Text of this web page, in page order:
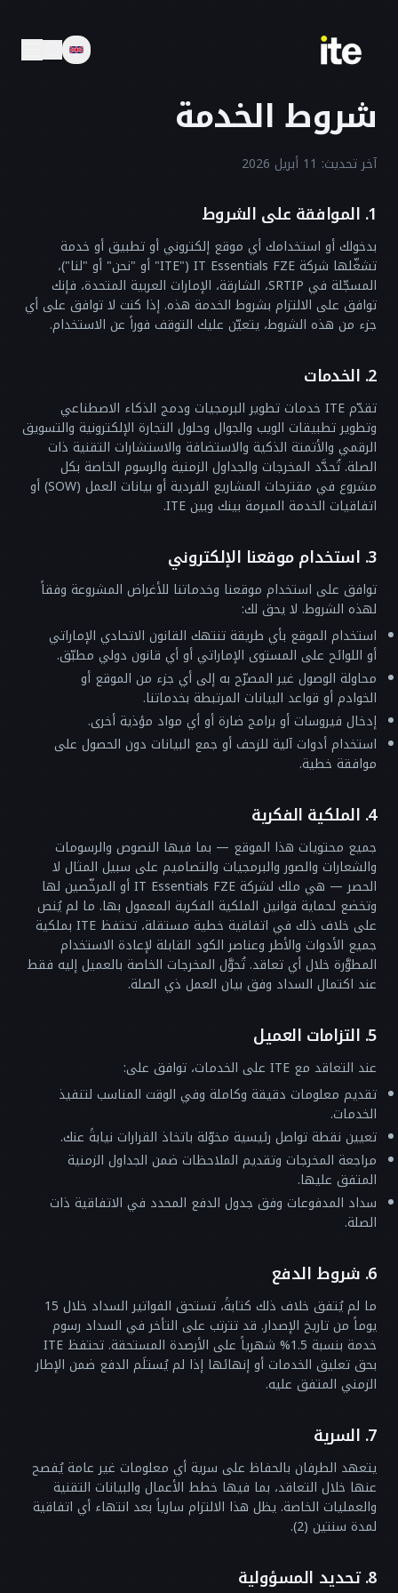
شروط الخدمة
آخر تحديث: 11 أبريل 2026
1. الموافقة على الشروط
بدخولك أو استخدامك أي موقع إلكتروني أو تطبيق أو خدمة
تشغّلها شركة IT Essentials FZE ("ITE" أو "نحن" أو "لنا")،
المسجّلة في SRTIP، الشارقة، الإمارات العربية المتحدة، فإنك
توافق على الالتزام بشروط الخدمة هذه. إذا كنت لا توافق على أي
جزء من هذه الشروط، يتعيّن عليك التوقف فوراً عن الاستخدام.
2. الخدمات
تقدّم ITE خدمات تطوير البرمجيات ودمج الذكاء الاصطناعي
وتطوير تطبيقات الويب والجوال وحلول التجارة الإلكترونية والتسويق
الرقمي والأتمتة الذكية والاستضافة والاستشارات التقنية ذات
الصلة. تُحدَّد المخرجات والجداول الزمنية والرسوم الخاصة بكل
مشروع في مقترحات المشاريع الفردية أو بيانات العمل (SOW) أو
اتفاقيات الخدمة المبرمة بينك وبين ITE.
3. استخدام موقعنا الإلكتروني
توافق على استخدام موقعنا وخدماتنا للأغراض المشروعة وفقاً
لهذه الشروط. لا يحق لك:
استخدام الموقع بأي طريقة تنتهك القانون الاتحادي الإماراتي
أو اللوائح على المستوى الإماراتي أو أي قانون دولي مطبّق.
محاولة الوصول غير المصرّح به إلى أي جزء من الموقع أو
الخوادم أو قواعد البيانات المرتبطة بخدماتنا.
إدخال فيروسات أو برامج ضارة أو أي مواد مؤذية أخرى.
استخدام أدوات آلية للزحف أو جمع البيانات دون الحصول على
موافقة خطية.
4. الملكية الفكرية
جميع محتويات هذا الموقع — بما فيها النصوص والرسومات
والشعارات والصور والبرمجيات والتصاميم على سبيل المثال لا
الحصر — هي ملك لشركة IT Essentials FZE أو المرخّصين لها
وتخضع لحماية قوانين الملكية الفكرية المعمول بها. ما لم يُنص
على خلاف ذلك في اتفاقية خطية مستقلة، تحتفظ ITE بملكية
جميع الأدوات والأطر وعناصر الكود القابلة لإعادة الاستخدام
المطوَّرة خلال أي تعاقد. تُحوَّل المخرجات الخاصة بالعميل إليه فقط
عند اكتمال السداد وفق بيان العمل ذي الصلة.
5. التزامات العميل
عند التعاقد مع ITE على الخدمات، توافق على:
تقديم معلومات دقيقة وكاملة وفي الوقت المناسب لتنفيذ
الخدمات.
تعيين نقطة تواصل رئيسية مخوّلة باتخاذ القرارات نيابةً عنك.
مراجعة المخرجات وتقديم الملاحظات ضمن الجداول الزمنية
المتفق عليها.
سداد المدفوعات وفق جدول الدفع المحدد في الاتفاقية ذات
الصلة.
6. شروط الدفع
ما لم يُتفق خلاف ذلك كتابةً، تستحق الفواتير السداد خلال 15
يوماً من تاريخ الإصدار. قد تترتب على التأخر في السداد رسوم
خدمة بنسبة 1.5% شهرياً على الأرصدة المستحقة. تحتفظ ITE
بحق تعليق الخدمات أو إنهائها إذا لم يُستلَم الدفع ضمن الإطار
الزمني المتفق عليه.
7. السرية
يتعهد الطرفان بالحفاظ على سرية أي معلومات غير عامة يُفصح
عنها خلال التعاقد، بما فيها خطط الأعمال والبيانات التقنية
والعمليات الخاصة. يظل هذا الالتزام سارياً بعد انتهاء أي اتفاقية
لمدة سنتين (2).
8. تحديد المسؤولية